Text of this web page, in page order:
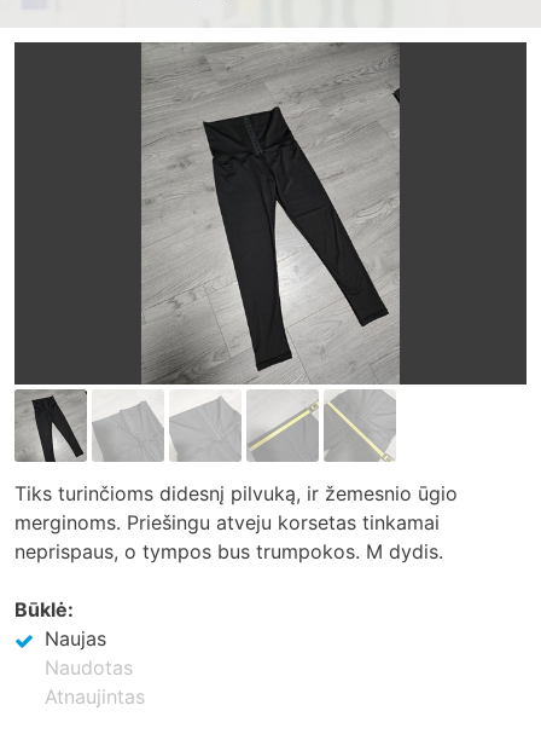
Tiks turinčioms didesnį pilvuką, ir žemesnio ūgio
merginoms. Priešingu atveju korsetas tinkamai
neprispaus, o tympos bus trumpokos. M dydis.
Būklė:
Naujas
Naudotas
Atnaujintas